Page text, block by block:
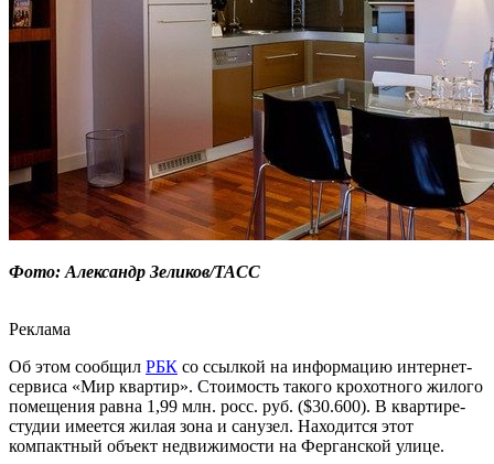
Фото: Александр Зеликов/ТАСС
Реклама
Об этом сообщил РБК со ссылкой на информацию интернет-
сервиса «Мир квартир». Стоимость такого крохотного жилого
помещения равна 1,99 млн. росс. руб. ($30.600). В квартире-
студии имеется жилая зона и санузел. Находится этот
компактный объект недвижимости на Ферганской улице.